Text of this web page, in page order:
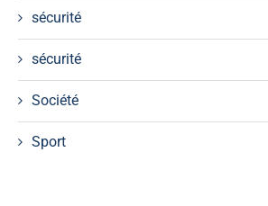
sécurité
sécurité
Société
Sport